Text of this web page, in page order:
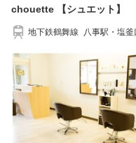
chouette 【シュエット】
地下鉄鶴舞線 八事駅・塩